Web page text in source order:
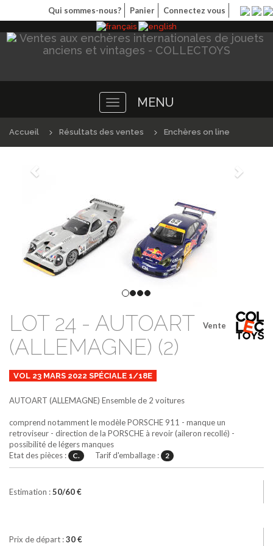
Qui sommes-nous? Panier Connectez vous
Toggle
navigation
MENU
Accueil Résultats des ventes Enchères on line
Précédént
Vente
LOT 24 - AUTOART
(ALLEMAGNE) (2)
VOL 23 MARS 2022 SPÉCIALE 1/18E
AUTOART (ALLEMAGNE) Ensemble de 2 voitures
comprend notamment le modèle PORSCHE 911 - manque un
retroviseur - direction de la PORSCHE à revoir (aileron recollé) -
possibilité de légers manques
Etat des pièces :
C. Tarif d'emballage : 2
Estimation :50/60 €
Prix de départ :30 €